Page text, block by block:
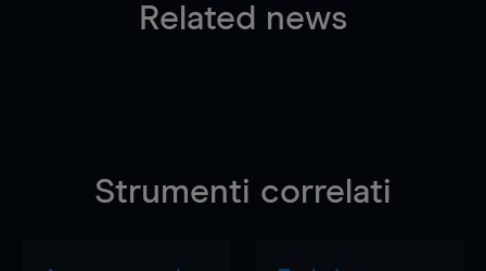
Related news
Strumenti correlati